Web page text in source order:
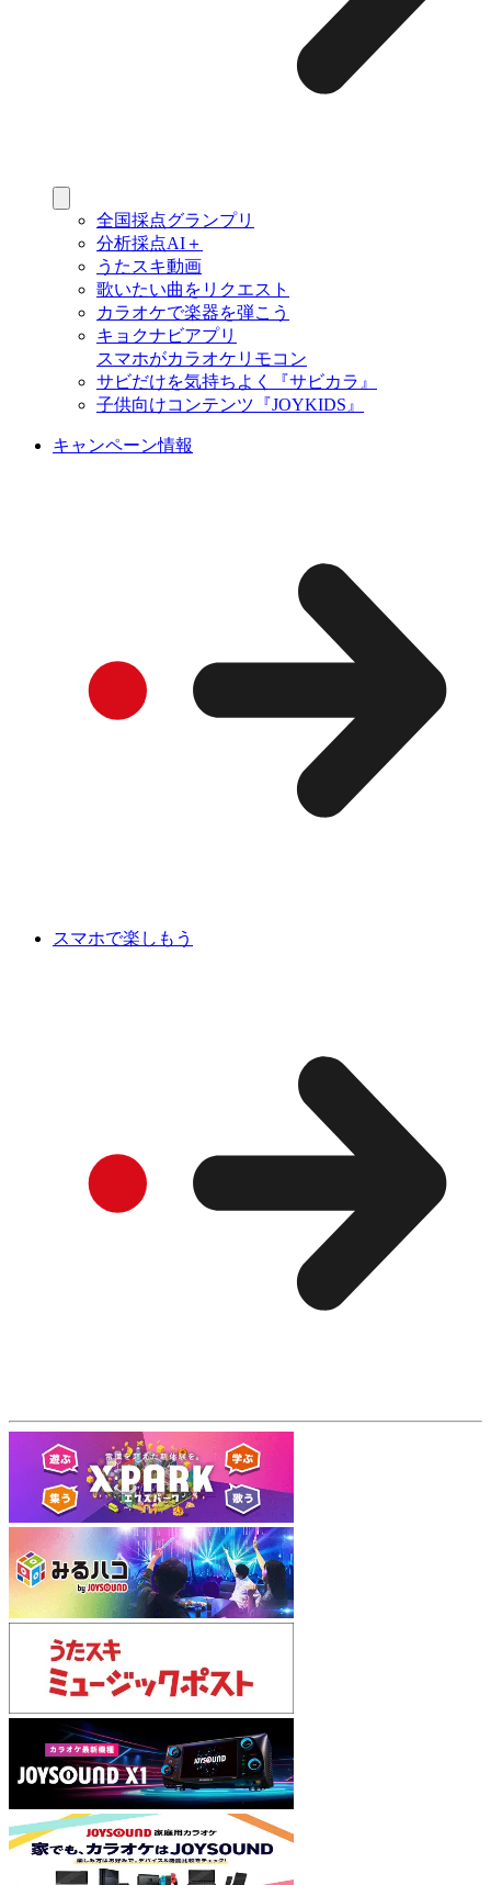
全国採点グランプリ
分析採点AI＋
うたスキ動画
歌いたい曲をリクエスト
カラオケで楽器を弾こう
キョクナビアプリ
スマホがカラオケリモコン
サビだけを気持ちよく『サビカラ』
子供向けコンテンツ『JOYKIDS』
キャンペーン情報
スマホで楽しもう